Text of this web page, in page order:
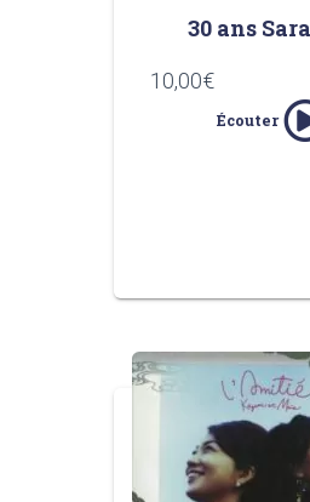
30 ans
10,00€
Écouter